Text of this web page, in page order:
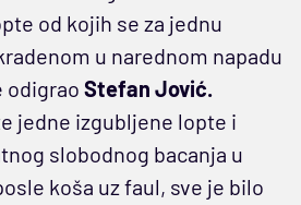
od kojih se za jednu
u narednom napadu
odigrao Stefan Jović.
jedne izgubljene lopte i
slobodnog bacanja u
koša uz faul, sve je bilo